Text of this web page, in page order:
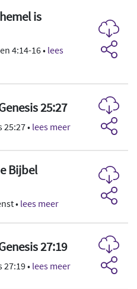
is
4:14-16 • lees
25:27
25:27 • lees meer
Bijbel
•lees meer
27:19
27:19 • lees meer